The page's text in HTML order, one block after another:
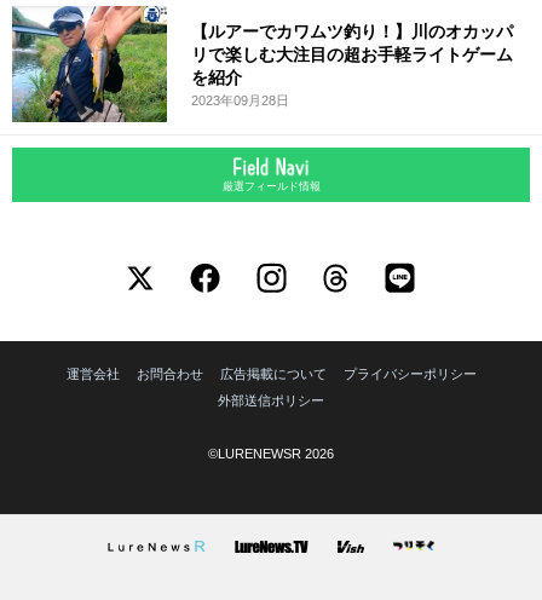
【ルアーでカワムツ釣り！】川のオカッパ
リで楽しむ大注目の超お手軽ライトゲーム
を紹介
2023年09月28日
厳選フィールド情報
運営会社 お問合わせ 広告掲載について
プライバシーポリシー
外部送信ポリシー
©LURENEWSR 2026